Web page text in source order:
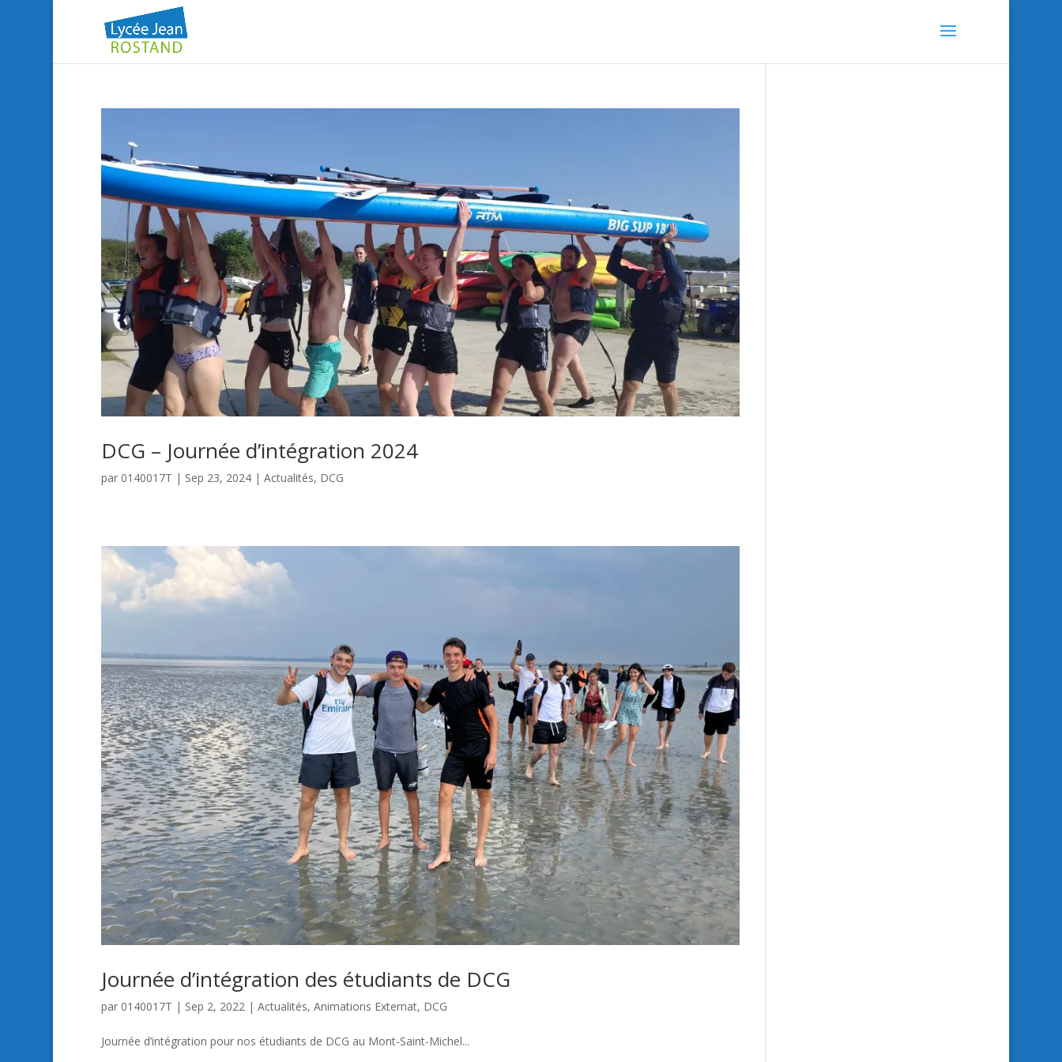
DCG – Journée d’intégration 2024
par 0140017T | Sep 23, 2024| Actualités, DCG
Journée d’intégration des étudiants de DCG
par 0140017T | Sep 2, 2022 | Actualités, Animations Externat, DCG
Journée d’intégration pour nos étudiants de DCG au Mont-Saint-Michel...